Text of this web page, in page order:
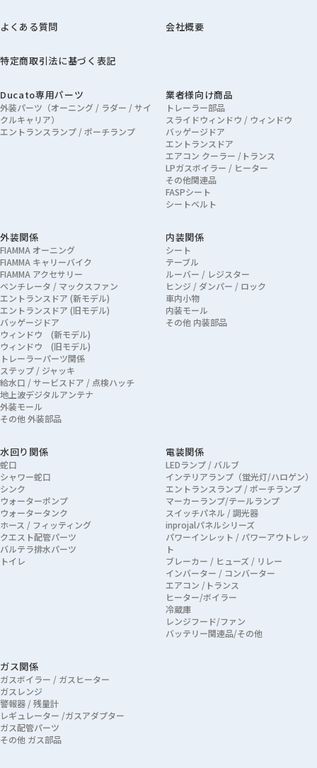
よくある質問 会社概要
特定商取引法に基づく表記
Ducato専用パーツ
外装パーツ（オーニング / ラダー / サイ
クルキャリア）
エントランスランプ / ポーチランプ
業者様向け商品
トレーラー部品
スライドウィンドウ / ウィンドウ
バッゲージドア
エントランスドア
エアコン クーラー /トランス
LPガスボイラー / ヒーター
その他関連品
FASPシート
シートベルト
外装関係
FIAMMA オーニング
FIAMMA キャリーバイク
FIAMMA アクセサリー
ベンチレータ / マックスファン
エントランスドア (新モデル)
エントランスドア (旧モデル)
バッゲージドア
ウィンドウ (新モデル)
ウィンドウ (旧モデル)
トレーラーパーツ関係
ステップ / ジャッキ
給水口 / サービスドア / 点検ハッチ
地上波デジタルアンテナ
外装モール
その他 外装部品
内装関係
シート
テーブル
ルーバー / レジスター
ヒンジ / ダンパー / ロック
車内小物
内装モール
その他 内装部品
水回り関係
蛇口
シャワー蛇口
シンク
ウォーターポンプ
ウォータータンク
ホース / フィッティング
クエスト配管パーツ
バルテラ排水パーツ
トイレ
電装関係
LEDランプ / バルブ
インテリアランプ（蛍光灯/ハロゲン）
エントランスランプ / ポーチランプ
マーカーランプ/テールランプ
スイッチパネル / 調光器
inprojalパネルシリーズ
パワーインレット / パワーアウトレッ
ト
ブレーカー / ヒューズ / リレー
インバーター / コンバーター
エアコン /トランス
ヒーター/ボイラー
冷蔵庫
レンジフード/ファン
バッテリー関連品/その他
ガス関係
ガスボイラー / ガスヒーター
ガスレンジ
警報器 / 残量計
レギュレーター /ガスアダプター
ガス配管パーツ
その他 ガス部品